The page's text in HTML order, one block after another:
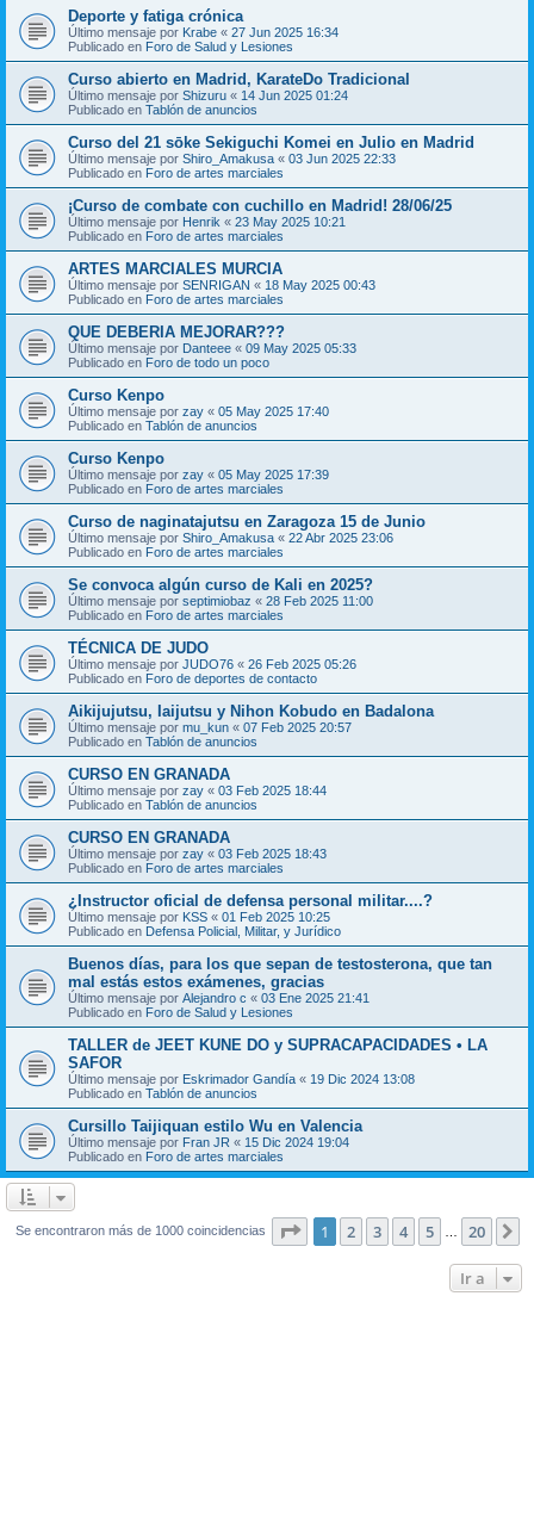
Deporte y fatiga crónica
Último mensaje por Krabe « 27 Jun 2025 16:34
Publicado en Foro de Salud y Lesiones
Curso abierto en Madrid, KarateDo Tradicional
Último mensaje por Shizuru « 14 Jun 2025 01:24
Publicado en Tablón de anuncios
Curso del 21 sōke Sekiguchi Komei en Julio en Madrid
Último mensaje por Shiro_Amakusa « 03 Jun 2025 22:33
Publicado en Foro de artes marciales
¡Curso de combate con cuchillo en Madrid! 28/06/25
Último mensaje por Henrik « 23 May 2025 10:21
Publicado en Foro de artes marciales
ARTES MARCIALES MURCIA
Último mensaje por SENRIGAN « 18 May 2025 00:43
Publicado en Foro de artes marciales
QUE DEBERIA MEJORAR???
Último mensaje por Danteee « 09 May 2025 05:33
Publicado en Foro de todo un poco
Curso Kenpo
Último mensaje por zay « 05 May 2025 17:40
Publicado en Tablón de anuncios
Curso Kenpo
Último mensaje por zay « 05 May 2025 17:39
Publicado en Foro de artes marciales
Curso de naginatajutsu en Zaragoza 15 de Junio
Último mensaje por Shiro_Amakusa « 22 Abr 2025 23:06
Publicado en Foro de artes marciales
Se convoca algún curso de Kali en 2025?
Último mensaje por septimiobaz « 28 Feb 2025 11:00
Publicado en Foro de artes marciales
TÉCNICA DE JUDO
Último mensaje por JUDO76 « 26 Feb 2025 05:26
Publicado en Foro de deportes de contacto
Aikijujutsu, Iaijutsu y Nihon Kobudo en Badalona
Último mensaje por mu_kun « 07 Feb 2025 20:57
Publicado en Tablón de anuncios
CURSO EN GRANADA
Último mensaje por zay « 03 Feb 2025 18:44
Publicado en Tablón de anuncios
CURSO EN GRANADA
Último mensaje por zay « 03 Feb 2025 18:43
Publicado en Foro de artes marciales
¿Instructor oficial de defensa personal militar....?
Último mensaje por KSS « 01 Feb 2025 10:25
Publicado en Defensa Policial, Militar, y Jurídico
Buenos días, para los que sepan de testosterona, que tan
mal estás estos exámenes, gracias
Último mensaje por Alejandro c « 03 Ene 2025 21:41
Publicado en Foro de Salud y Lesiones
TALLER de JEET KUNE DO y SUPRACAPACIDADES • LA
SAFOR
Último mensaje por Eskrimador Gandía « 19 Dic 2024 13:08
Publicado en Tablón de anuncios
Cursillo Taijiquan estilo Wu en Valencia
Último mensaje por Fran JR « 15 Dic 2024 19:04
Publicado en Foro de artes marciales
Se encontraron más de 1000 coincidencias Página de 20
1 2 3 4 5 20
Ir a